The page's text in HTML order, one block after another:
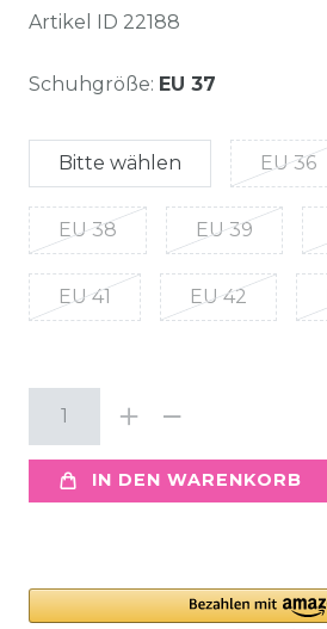
Artikel ID 22188
Schuhgröße: EU 37
Bitte wählen EU 36
EU 38 EU 39
EU 41 EU 42
IN DEN WARENKORB